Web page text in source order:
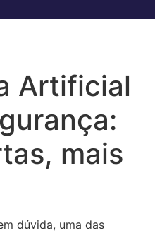
Artificial
mais
dúvida, uma das